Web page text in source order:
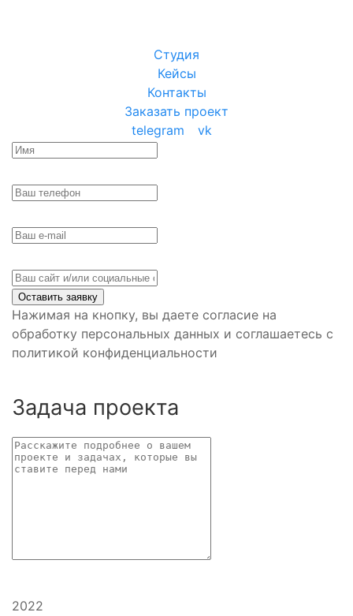
Студия
Кейсы
Контакты
Заказать проект
telegram
vk
Оставить заявку
Нажимая на кнопку, вы даете согласие на
обработку персональных данных и соглашаетесь с
политикой конфиденциальности
Задача проекта
2022